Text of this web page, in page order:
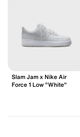
Slam Jam x Nike Air
Force 1 Low "White"